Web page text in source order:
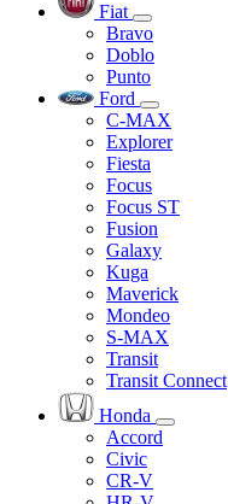
Fiat
Bravo
Doblo
Punto
Ford
C-MAX
Explorer
Fiesta
Focus
Focus ST
Fusion
Galaxy
Kuga
Maverick
Mondeo
S-MAX
Transit
Transit Connect
Honda
Accord
Civic
CR-V